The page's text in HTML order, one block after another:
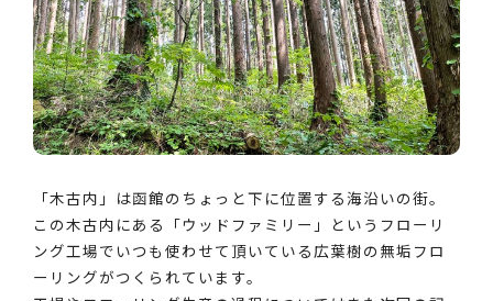
「木古内」は函館のちょっと下に位置する海沿いの街。
この木古内にある「ウッドファミリー」というフローリ
ング工場でいつも使わせて頂いている広葉樹の無垢フロ
ーリングがつくられています。